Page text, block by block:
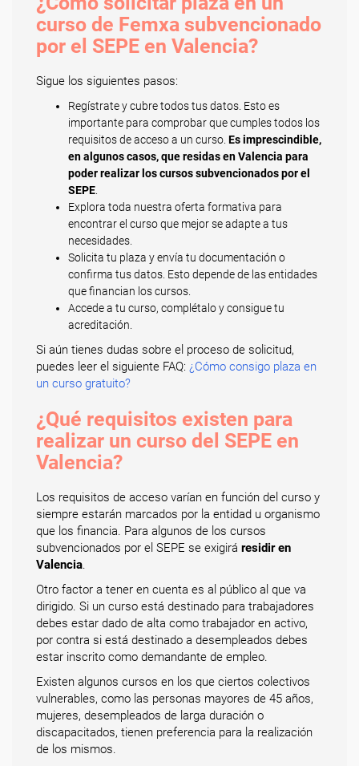
curso de Femxa subvencionado
por el SEPE en Valencia?
Sigue los siguientes pasos:
Regístrate y cubre todos tus datos. Esto es
importante para comprobar que cumples todos los
requisitos de acceso a un curso. Es imprescindible,
en algunos casos, que residas en Valencia para
poder realizar los cursos subvencionados por el
SEPE
Explora toda nuestra oferta formativa para
encontrar el curso que mejor se adapte a tus
necesidades.
Solicita tu plaza y envía tu documentación o
confirma tus datos. Esto depende de las entidades
que financian los cursos.
Accede a tu curso, complétalo y consigue tu
acreditación.
Si aún tienes dudas sobre el proceso de solicitud,
puedes leer el siguiente FAQ: ¿Cómo consigo plaza en
un curso gratuito?
¿Qué requisitos existen para
realizar un curso del SEPE en
Valencia?
Los requisitos de acceso varían en función del curso y
siempre estarán marcados por la entidad u organismo
que los financia. Para algunos de los cursos
subvencionados por el SEPE se exigirá residir en
Valencia.
Otro factor a tener en cuenta es al público al que va
dirigido. Si un curso está destinado para trabajadores
debes estar dado de alta como trabajador en activo,
por contra si está destinado a desempleados debes
estar inscrito como demandante de empleo.
Existen algunos cursos en los que ciertos colectivos
vulnerables, como las personas mayores de 45 años,
mujeres, desempleados de larga duración o
discapacitados, tienen preferencia para la realización
de los mismos.